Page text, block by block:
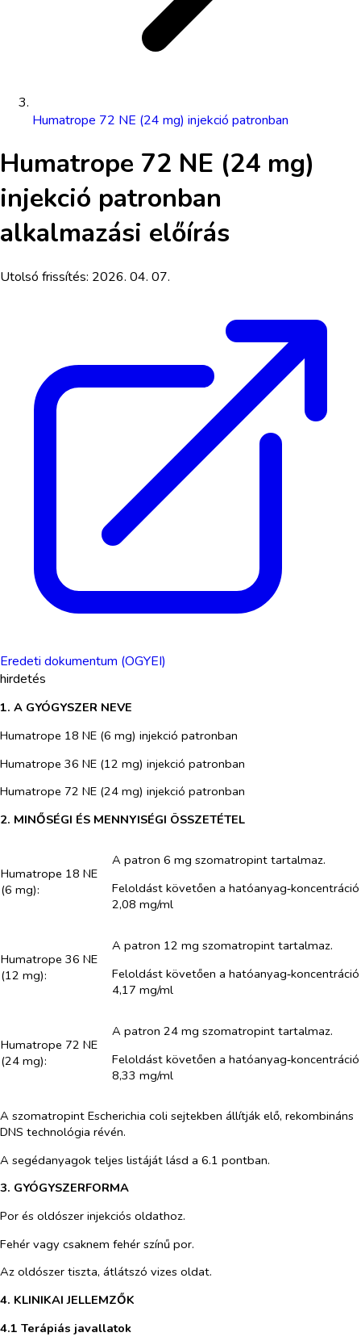
Humatrope 72 NE (24 mg) injekció patronban
Humatrope 72 NE (24 mg)
injekció patronban
alkalmazási előírás
Utolsó frissítés: 2026. 04. 07.
Eredeti dokumentum (OGYEI)
hirdetés
1. A GYÓGYSZER NEVE
Humatrope 18 NE (6 mg) injekció patronban
Humatrope 36 NE (12 mg) injekció patronban
Humatrope 72 NE (24 mg) injekció patronban
2. MINŐSÉGI ÉS MENNYISÉGI ÖSSZETÉTEL
Humatrope 18 NE
(6 mg):
A patron 6 mg szomatropint tartalmaz.
Feloldást követően a hatóanyag‑koncentráció
2,08 mg/ml
Humatrope 36 NE
(12 mg):
A patron 12 mg szomatropint tartalmaz.
Feloldást követően a hatóanyag‑koncentráció
4,17 mg/ml
Humatrope 72 NE
(24 mg):
A patron 24 mg szomatropint tartalmaz.
Feloldást követően a hatóanyag‑koncentráció
8,33 mg/ml
A szomatropint Escherichia coli sejtekben állítják elő, rekombináns
DNS technológia révén.
A segédanyagok teljes listáját lásd a 6.1 pontban.
3. GYÓGYSZERFORMA
Por és oldószer injekciós oldathoz.
Fehér vagy csaknem fehér színű por.
Az oldószer tiszta, átlátszó vizes oldat.
4. KLINIKAI JELLEMZŐK
4.1 Terápiás javallatok